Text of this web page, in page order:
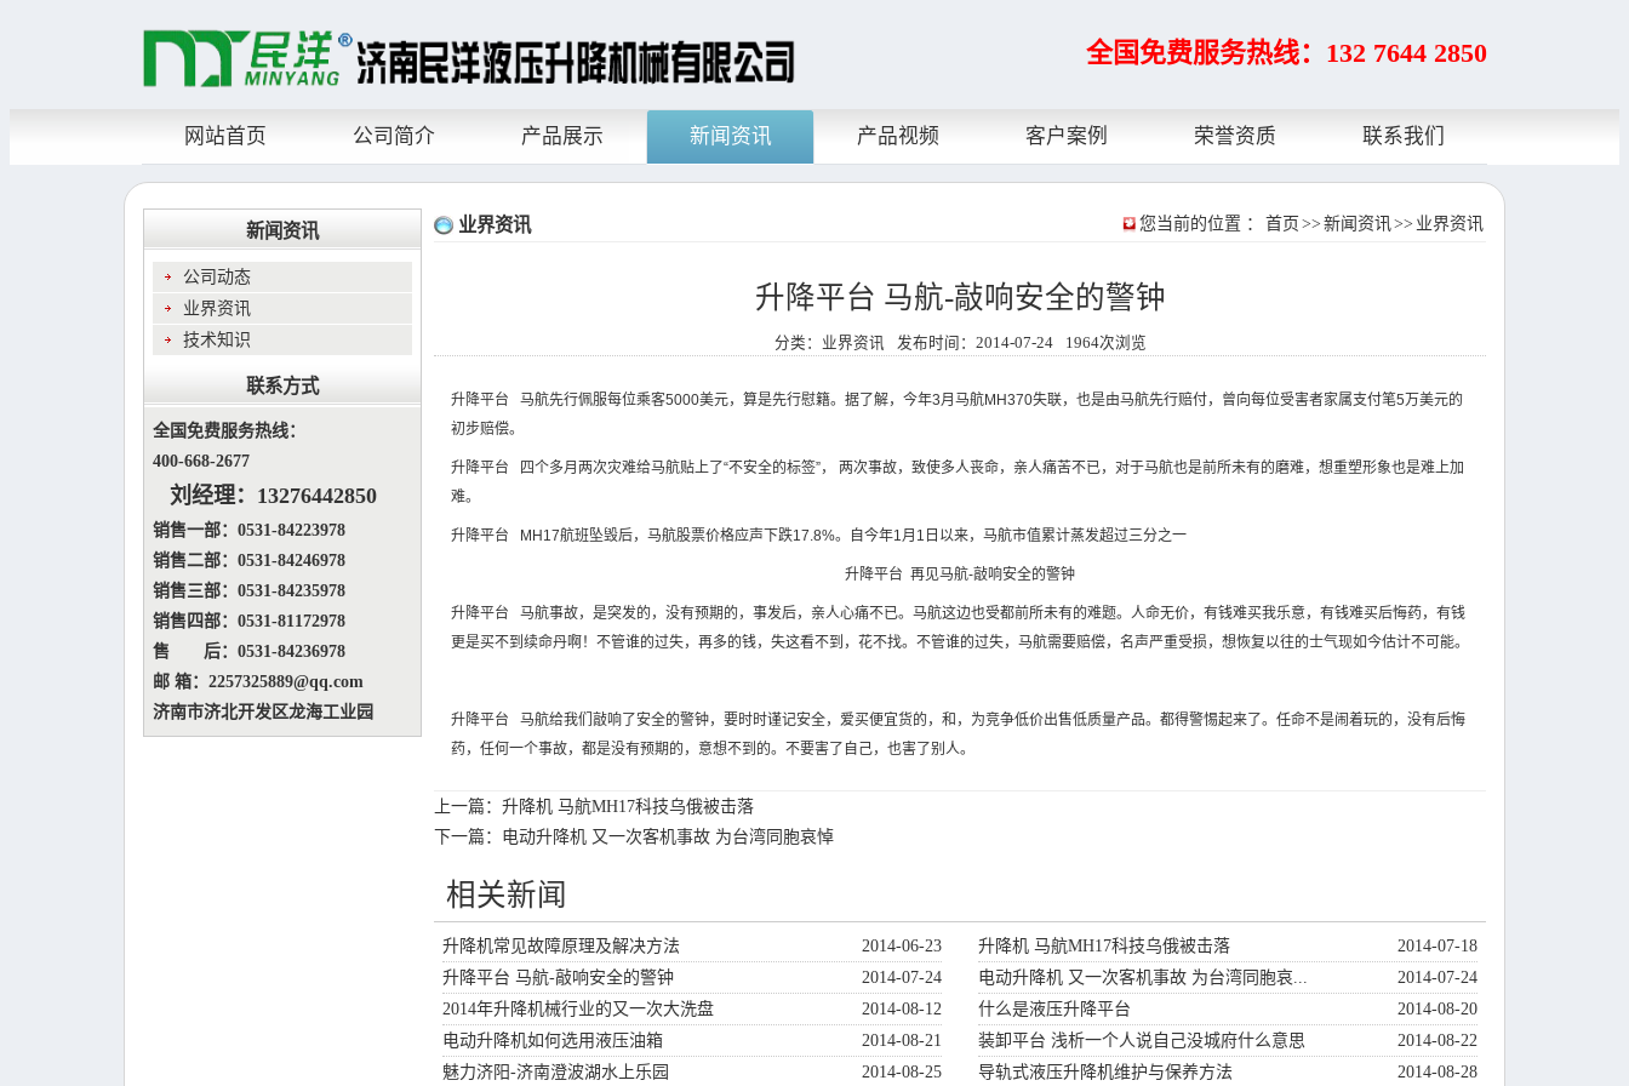
全国免费服务热线：132 7644 2850
网站首页 公司简介 产品展示 新闻资讯 产品视频 客户案例 荣誉资质 联系我们
新闻资讯
公司动态
业界资讯
技术知识
联系方式
全国免费服务热线：
400-668-2677
刘经理： 13276442850
销售一部：0531-84223978
销售二部：0531-84246978
销售三部：0531-84235978
销售四部：0531-81172978
售 后：0531-84236978
邮 箱：2257325889@qq.com
济南市济北开发区龙海工业园
业界资讯 您当前的位置 ： 首页 >> 新闻资讯>> 业界资讯
升降平台 马航-敲响安全的警钟
分类：业界资讯 发布时间：2014-07-24 1964次浏览
升降平台 马航先行佩服每位乘客5000美元，算是先行慰籍。据了解，今年3月马航MH370失联，也是由马航先行赔付，曾向每位受害者家属支付笔5万美元的
初步赔偿。
升降平台
四个多月两次灾难给马航贴上了“不安全的标签”， 两次事故，致使多人丧命，亲人痛苦不已，对于马航也是前所未有的磨难，想重塑形象也是难上加
难。
升降平台 MH17航班坠毁后，马航股票价格应声下跌17.8%。自今年1月1日以来，马航市值累计蒸发超过三分之一
升降平台 再见马航-敲响安全的警钟
升降平台
马航事故，是突发的，没有预期的，事发后，亲人心痛不已。马航这边也受都前所未有的难题。人命无价，有钱难买我乐意，有钱难买后悔药，有钱
更是买不到续命丹啊！不管谁的过失，再多的钱，失这看不到，花不找。不管谁的过失，马航需要赔偿，名声严重受损，想恢复以往的士气现如今估计不可能。
升降平台 马航给我们敲响了安全的警钟，要时时谨记安全，爱买便宜货的，和，为竞争低价出售低质量产品。都得警惕起来了。任命不是闹着玩的，没有后悔
药，任何一个事故，都是没有预期的，意想不到的。不要害了自己，也害了别人。
上一篇： 升降机 马航MH17科技乌俄被击落
下一篇： 电动升降机 又一次客机事故 为台湾同胞哀悼
相关新闻
升降机常见故障原理及解决方法 2014-06-23 升降机 马航MH17科技乌俄被击落
2014-07-18
升降平台 马航-敲响安全的警钟
2014-07-24 电动升降机 又一次客机事故 为台湾同胞哀...
2014-07-24
2014年升降机械行业的又一次大洗盘
2014-08-12 什么是液压升降平台
2014-08-20
电动升降机如何选用液压油箱
2014-08-21 装卸平台 浅析一个人说自己没城府什么意思
2014-08-22
魅力济阳-济南澄波湖水上乐园
2014-08-25 导轨式液压升降机维护与保养方法 2014-08-28